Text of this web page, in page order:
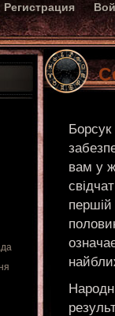
Регистрация
вам у
першій